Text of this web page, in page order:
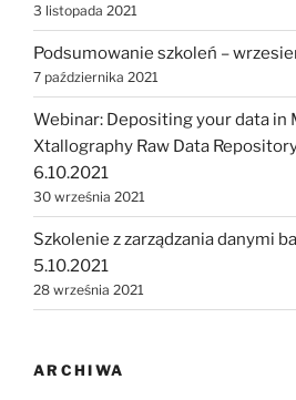
3 listopada 2021
Podsumowanie szkoleń –
7 października 2021
Webinar: Depositing your data in
Xtallography Raw Data
6.10.2021
30 września 2021
Szkolenie z zarządzania danymi
5.10.2021
28 września 2021
ARCHIWA